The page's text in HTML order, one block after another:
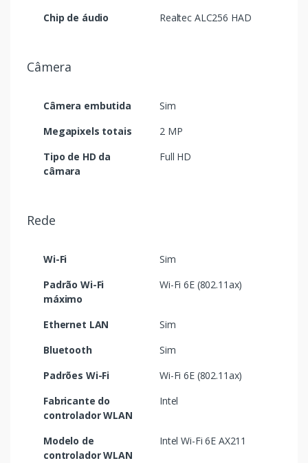
Chip de áudio Realtec ALC256 HAD
Câmera
Câmera embutida
Sim
Megapixels totais
2 MP
Tipo de HD da
câmara
Full HD
Rede
Wi-Fi
Sim
Padrão Wi-Fi
máximo
Wi-Fi 6E (802.11ax)
Ethernet LAN
Sim
Bluetooth
Sim
Padrões Wi-Fi
Wi-Fi 6E (802.11ax)
Fabricante do
controlador WLAN
Intel
Modelo de
controlador WLAN
Intel Wi-Fi 6E AX211